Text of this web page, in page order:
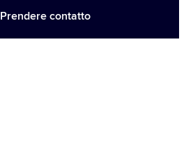
Prendere contatto